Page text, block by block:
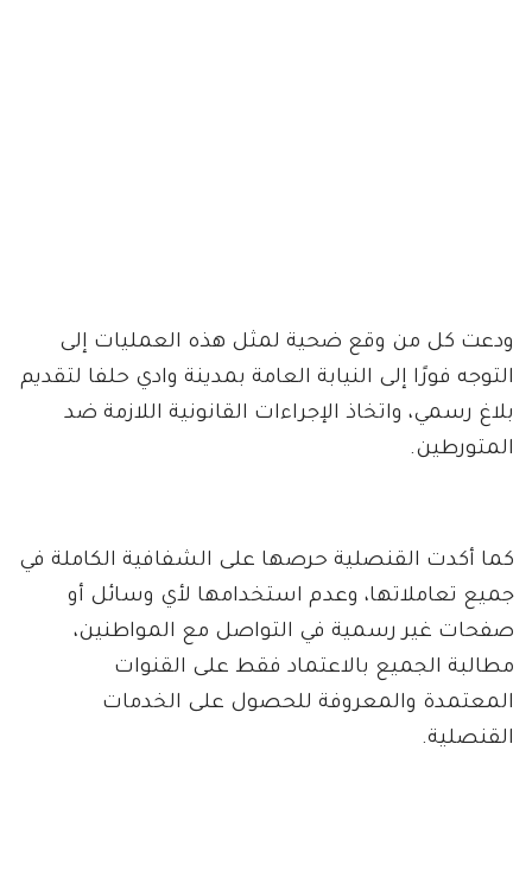
ودعت كل من وقع ضحية لمثل هذه العمليات إلى
التوجه فورًا إلى النيابة العامة بمدينة وادي حلفا لتقديم
بلاغ رسمي، واتخاذ الإجراءات القانونية اللازمة ضد
المتورطين.
كما أكدت القنصلية حرصها على الشفافية الكاملة في
جميع تعاملاتها، وعدم استخدامها لأي وسائل أو
صفحات غير رسمية في التواصل مع المواطنين،
مطالبة الجميع بالاعتماد فقط على القنوات
المعتمدة والمعروفة للحصول على الخدمات
القنصلية.